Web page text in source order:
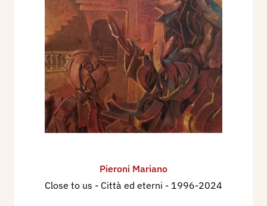
Pieroni Mariano
Close to us - Città ed eterni - 1996-2024